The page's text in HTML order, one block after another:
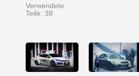
Verwendete
Teile: 38